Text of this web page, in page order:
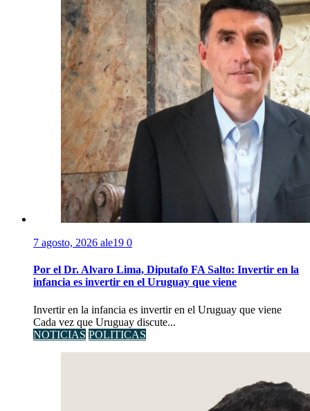
7 agosto, 2026 ale19 0
Por el Dr. Alvaro Lima, Diputafo FA Salto: Invertir en la
infancia es invertir en el Uruguay que viene
Invertir en la infancia es invertir en el Uruguay que viene
Cada vez que Uruguay discute...
NOTICIAS POLITICAS